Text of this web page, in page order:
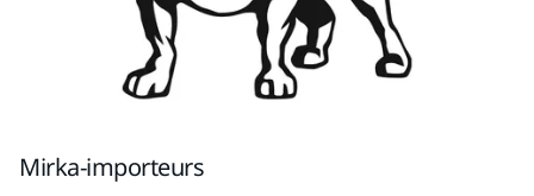
Mirka-importeurs